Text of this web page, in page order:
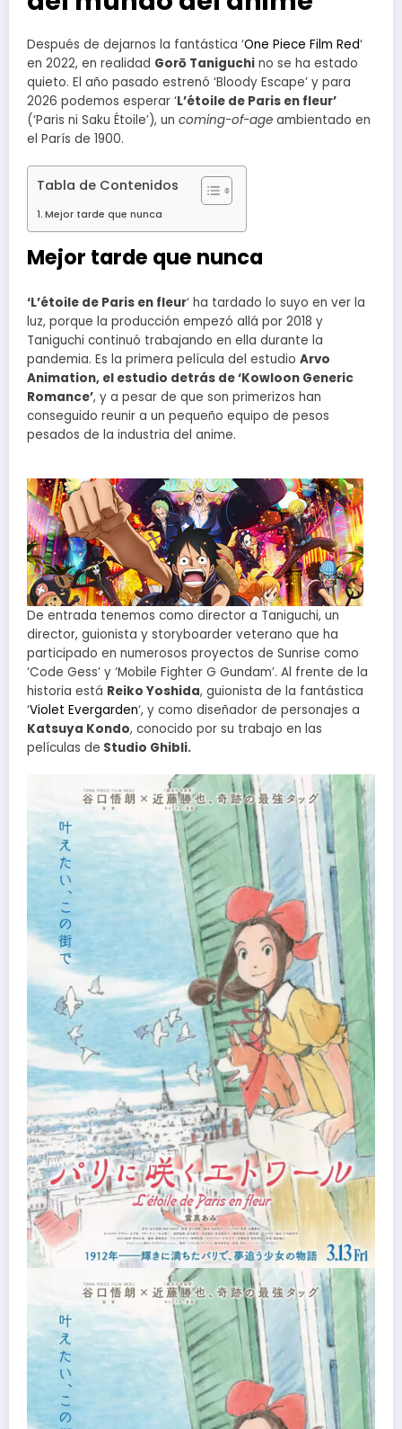
Después de dejarnos la fantástica ‘One Piece Film Red‘
en 2022, en realidad Gorō Taniguchi no se ha estado
quieto. El año pasado estrenó ‘Bloody Escape’ y para
2026 podemos esperar ‘L’étoile de Paris en fleur’
(‘Paris ni Saku Étoile’), un coming-of-age ambientado en
el París de 1900.
Tabla de Contenidos
Mejor tarde que nunca
Mejor tarde que nunca
‘L’étoile de Paris en fleur‘ ha tardado lo suyo en ver la
luz, porque la producción empezó allá por 2018 y
Taniguchi continuó trabajando en ella durante la
pandemia. Es la primera película del estudio Arvo
Animation, el estudio detrás de ‘Kowloon Generic
Romance’, y a pesar de que son primerizos han
conseguido reunir a un pequeño equipo de pesos
pesados de la industria del anime.
De entrada tenemos como director a Taniguchi, un
director, guionista y storyboarder veterano que ha
participado en numerosos proyectos de Sunrise como
‘Code Gess’ y ‘Mobile Fighter G Gundam’. Al frente de la
historia está Reiko Yoshida, guionista de la fantástica
‘Violet Evergarden‘, y como diseñador de personajes a
Katsuya Kondo, conocido por su trabajo en las
películas de Studio Ghibli.